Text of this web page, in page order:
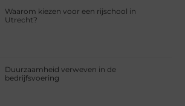
Waarom kiezen voor een rijschool in
Utrecht?
Duurzaamheid verweven in de
bedrijfsvoering